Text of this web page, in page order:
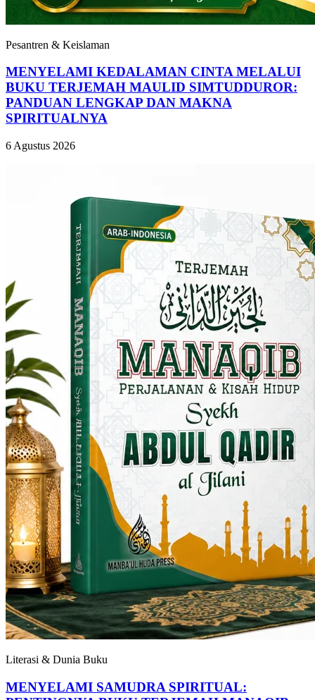
Pesantren & Keislaman
MENYELAMI KEDALAMAN CINTA MELALUI
BUKU TERJEMAH MAULID SIMTUDDUROR:
PANDUAN LENGKAP DAN MAKNA
SPIRITUALNYA
6 Agustus 2026
Literasi & Dunia Buku
MENYELAMI SAMUDRA SPIRITUAL: